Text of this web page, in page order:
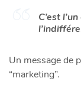
C’est
Un message de
“marketing”.